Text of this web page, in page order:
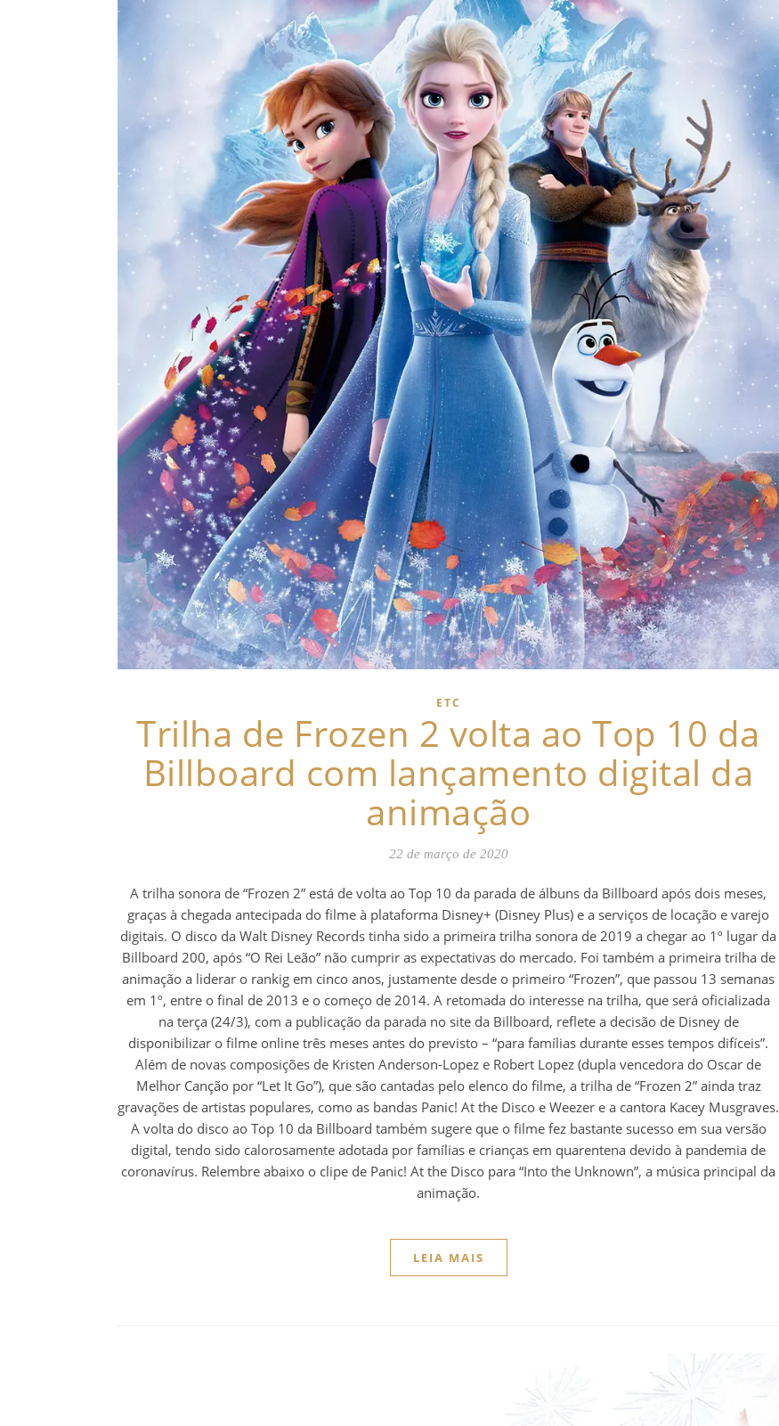
ETC
Trilha de Frozen 2 volta ao Top 10 da
Billboard com lançamento digital da
animação
22 de março de 2020
A trilha sonora de “Frozen 2” está de volta ao Top 10 da parada de álbuns da Billboard após dois meses,
graças à chegada antecipada do filme à plataforma Disney+ (Disney Plus) e a serviços de locação e varejo
digitais. O disco da Walt Disney Records tinha sido a primeira trilha sonora de 2019 a chegar ao 1º lugar da
Billboard 200, após “O Rei Leão” não cumprir as expectativas do mercado. Foi também a primeira trilha de
animação a liderar o rankig em cinco anos, justamente desde o primeiro “Frozen”, que passou 13 semanas
em 1º, entre o final de 2013 e o começo de 2014. A retomada do interesse na trilha, que será oficializada
na terça (24/3), com a publicação da parada no site da Billboard, reflete a decisão de Disney de
disponibilizar o filme online três meses antes do previsto – “para famílias durante esses tempos difíceis”.
Além de novas composições de Kristen Anderson-Lopez e Robert Lopez (dupla vencedora do Oscar de
Melhor Canção por “Let It Go”), que são cantadas pelo elenco do filme, a trilha de “Frozen 2” ainda traz
gravações de artistas populares, como as bandas Panic! At the Disco e Weezer e a cantora Kacey Musgraves.
A volta do disco ao Top 10 da Billboard também sugere que o filme fez bastante sucesso em sua versão
digital, tendo sido calorosamente adotada por famílias e crianças em quarentena devido à pandemia de
coronavírus. Relembre abaixo o clipe de Panic! At the Disco para “Into the Unknown”, a música principal da
animação.
LEIA MAIS